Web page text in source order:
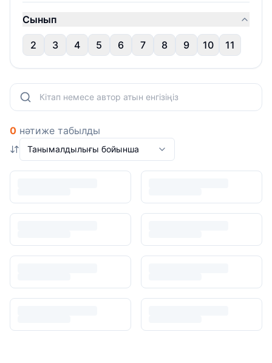
Сынып
2 3 4 5 6 7 8 9 10 11
0 нәтиже табылды
Танымалдылығы бойынша